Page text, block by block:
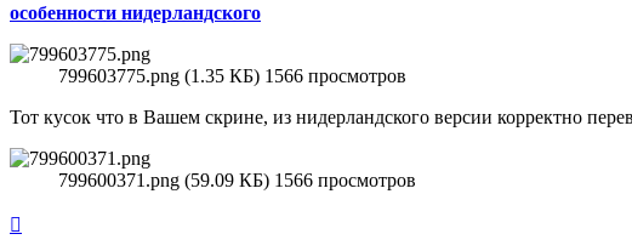
особенности нидерландского
799603775.png (1.35 КБ) 1566 просмотров
Тот кусок что в Вашем скрине, из нидерландского версии корректно
799600371.png (59.09 КБ) 1566 просмотров